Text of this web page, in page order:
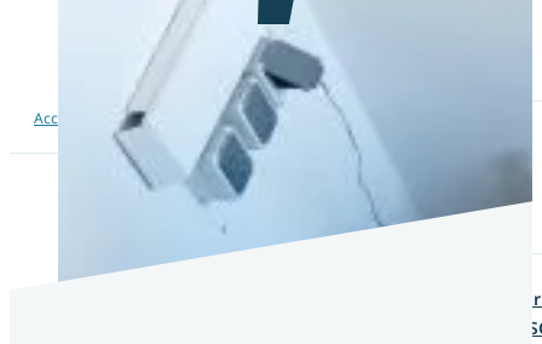
Bilan de compétences en présentiel
Coaching professionnel
Coaching d’entrepreneur
Coaching de manager
Coaching de carrière
Formations
Les fondamentaux du management
Formation Savoir gérer son temps et ses
Formation Mieux communiquer avec le
Accueil Formations Formation Mieux communiquer avec le DISC